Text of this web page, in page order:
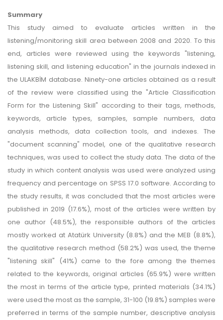
Summary
This study aimed to evaluate articles written in the
listening/monitoring skill area between 2008 and 2020. To this
end, articles were reviewed using the keywords "listening,
listening skill, and listening education" in the journals indexed in
the ULAKBİM database. Ninety-one articles obtained as a result
of the review were classified using the "Article Classification
Form for the Listening Skill" according to their tags, methods,
keywords, article types, samples, sample numbers, data
analysis methods, data collection tools, and indexes. The
"document scanning" model, one of the qualitative research
techniques, was used to collect the study data. The data of the
study in which content analysis was used were analyzed using
frequency and percentage on SPSS 17.0 software. According to
the study results, it was concluded that the most articles were
published in 2019 (17.6%), most of the articles were written by
one author (48.5%), the responsible authors of the articles
mostly worked at Atatürk University (8.8%) and the MEB (8.8%),
the qualitative research method (58.2%) was used, the theme
"listening skill" (41%) came to the fore among the themes
related to the keywords, original articles (65.9%) were written
the most in terms of the article type, printed materials (34.1%)
were used the most as the sample, 31-100 (19.8%) samples were
preferred in terms of the sample number, descriptive analysis